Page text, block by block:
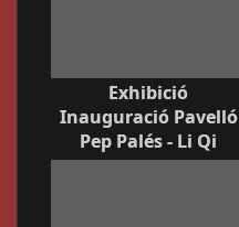
Exhibició
Inauguració Pavelló
Pep Palés - Li Qi